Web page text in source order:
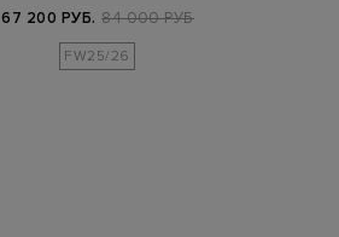
67 200 РУБ. 84 000 РУБ.
FW25/26